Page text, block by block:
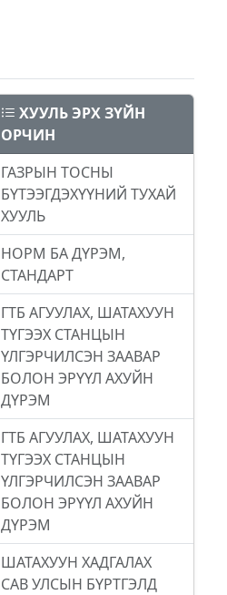
ХУУЛЬ ЭРХ ЗҮЙН
ОРЧИН
ГАЗРЫН ТОСНЫ
БҮТЭЭГДЭХҮҮНИЙ ТУХАЙ
ХУУЛЬ
НОРМ БА ДҮРЭМ,
СТАНДАРТ
ГТБ АГУУЛАХ, ШАТАХУУН
ТҮГЭЭХ СТАНЦЫН
ҮЛГЭРЧИЛСЭН ЗААВАР
БОЛОН ЭРҮҮЛ АХУЙН
ДҮРЭМ
ГТБ АГУУЛАХ, ШАТАХУУН
ТҮГЭЭХ СТАНЦЫН
ҮЛГЭРЧИЛСЭН ЗААВАР
БОЛОН ЭРҮҮЛ АХУЙН
ДҮРЭМ
ШАТАХУУН ХАДГАЛАХ
САВ УЛСЫН БҮРТГЭЛД